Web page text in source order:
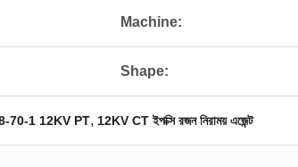
Machine:
Shape:
70-1 12KV PT, 12KV CT ইপক্সি রজন নিরাময় এজেন্ট